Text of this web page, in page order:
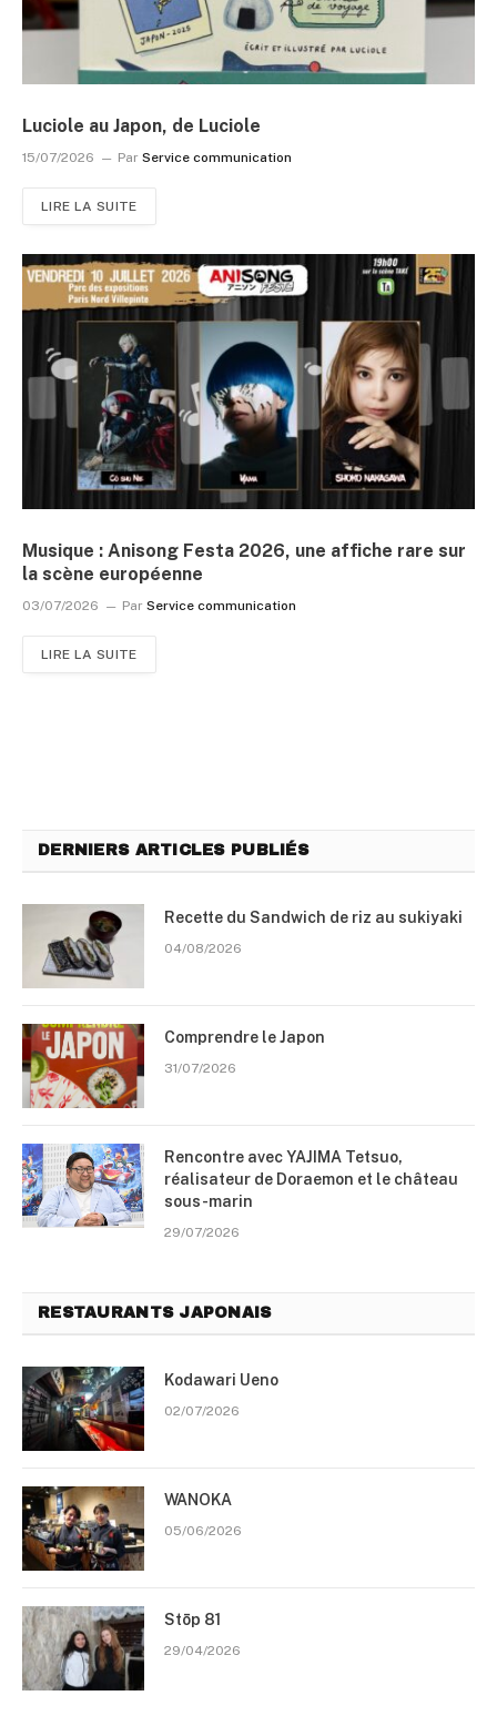
Luciole au Japon, de Luciole
15/07/2026 Par Service communication
LIRE LA SUITE
Musique : Anisong Festa 2026, une affiche rare sur
la scène européenne
03/07/2026 Par Service communication
LIRE LA SUITE
DERNIERS ARTICLES PUBLIÉS
Recette du Sandwich de riz au sukiyaki
04/08/2026
Comprendre le Japon
31/07/2026
Rencontre avec YAJIMA Tetsuo,
réalisateur de Doraemon et le château
sous-marin
29/07/2026
RESTAURANTS JAPONAIS
Kodawari Ueno
02/07/2026
WANOKA
05/06/2026
Stōp 81
29/04/2026